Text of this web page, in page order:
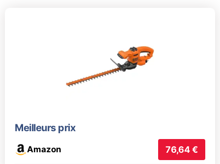
Meilleurs prix
Amazon 76,64 €